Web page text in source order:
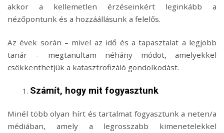
akkor a kellemetlen érzéseinkért leginkább a
nézőpontunk és a hozzáállásunk a felelős.
Az évek során – mivel az idő és a tapasztalat a legjobb
tanár – megtanultam néhány módot, amelyekkel
csökkenthetjük a katasztrofizáló gondolkodást.
Számít, hogy mit fogyasztunk
Minél több olyan hírt és tartalmat fogyasztunk a neten/a
médiában, amely a legrosszabb kimenetelekkel